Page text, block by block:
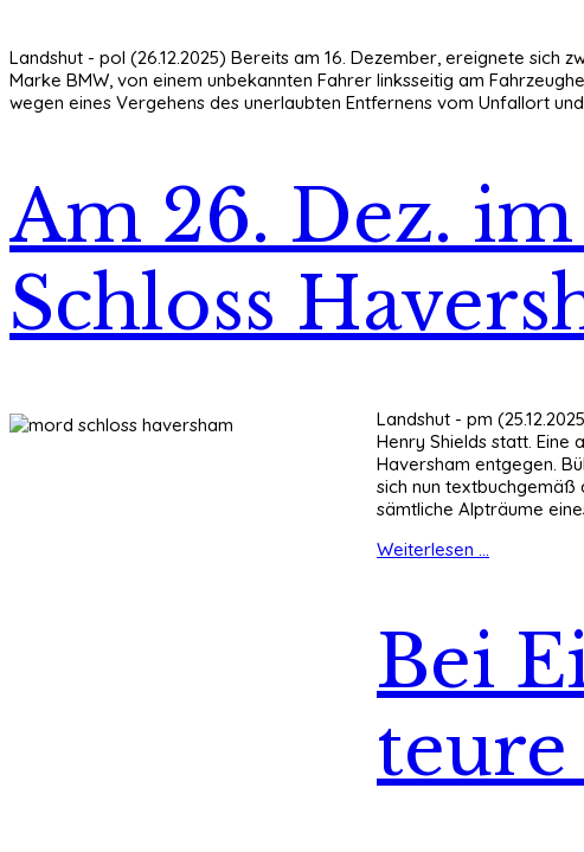
Landshut - pol (26.12.2025) Bereits am 16. Dezember, ereignete sich
Marke BMW, von einem unbekannten Fahrer linksseitig am
wegen eines Vergehens des unerlaubten Entfernens vom Unfallort
Am 26. Dez.
Schloss
Landshut - pm
Henry Shields statt.
Haversham entgegen.
sich nun
sämtliche Alpträume
Weiterlesen ...
Bei